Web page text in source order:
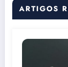
ARTIGOS